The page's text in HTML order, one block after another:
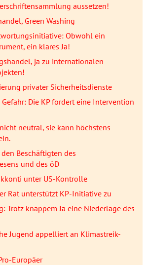
aussetzen!
Green Washing
Obwohl ein
ein klares Ja!
ja zu internationalen
privater Sicherheitsdienste
Die KP fordert eine Intervention
neutral, sie kann höchstens
Beschäftigten des
und des öD
unter US-Kontrolle
Rat unterstützt KP-Initiative zu
Trotz knappem Ja eine Niederlage des
Jugend appelliert an Klimastreik-
Europäer